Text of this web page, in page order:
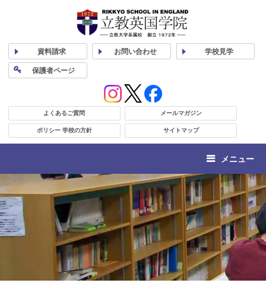
資料請求 お問い合わせ 学校見学
保護者ページ
よくあるご質問 メールマガジン
ポリシー 学校の方針 サイトマップ
メニュー